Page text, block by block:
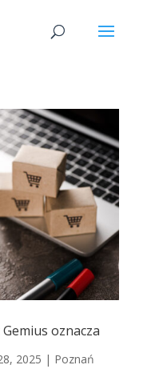
oznacza
2025 | Poznań